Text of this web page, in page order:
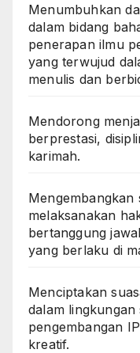
Menumbuhkan
dalam bidang
penerapan ilmu
yang terwujud
menulis dan
Mendorong
berprestasi,
karimah.
Mengembangkan
melaksanakan
bertanggung
yang berlaku di
Menciptakan
dalam
pengembangan
kreatif.